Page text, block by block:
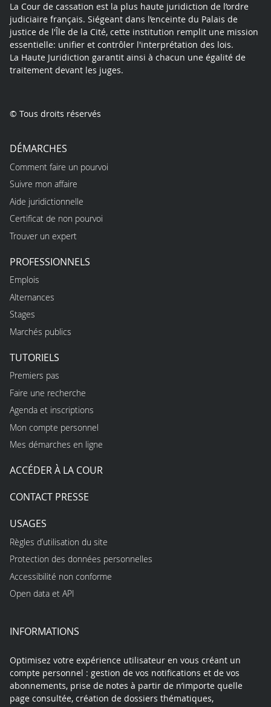
La Cour de cassation est la plus haute juridiction de l’ordre
judiciaire français. Siégeant dans l’enceinte du Palais de
justice de l'Île de la Cité, cette institution remplit une mission
essentielle: unifier et contrôler l'interprétation des lois.
La Haute Juridiction garantit ainsi à chacun une égalité de
traitement devant les juges.
© Tous droits réservés
DÉMARCHES
Comment faire un pourvoi
Suivre mon affaire
Aide juridictionnelle
Certificat de non pourvoi
Trouver un expert
PROFESSIONNELS
Emplois
Alternances
Stages
Marchés publics
TUTORIELS
Premiers pas
Faire une recherche
Agenda et inscriptions
Mon compte personnel
Mes démarches en ligne
ACCÉDER À LA COUR
CONTACT PRESSE
USAGES
Règles d’utilisation du site
Protection des données personnelles
Accessibilité non conforme
Open data et API
INFORMATIONS
Optimisez votre expérience utilisateur en vous créant un
compte personnel : gestion de vos notifications et de vos
abonnements, prise de notes à partir de n’importe quelle
page consultée, création de dossiers thématiques,